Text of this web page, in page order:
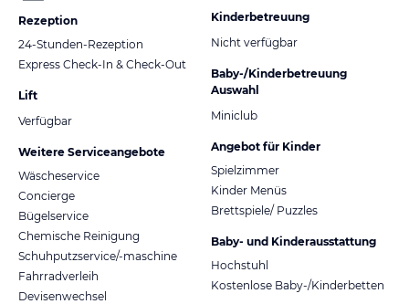
Rezeption
24-Stunden-Rezeption
Express Check-In & Check-Out
Lift
Verfügbar
Weitere Serviceangebote
Wäscheservice
Concierge
Bügelservice
Chemische Reinigung
Schuhputzservice/-maschine
Fahrradverleih
Devisenwechsel
Kinderbetreuung
Nicht verfügbar
Baby-/Kinderbetreuung
Auswahl
Miniclub
Angebot für Kinder
Spielzimmer
Kinder Menüs
Brettspiele/ Puzzles
Baby- und Kinderausstattung
Hochstuhl
Kostenlose Baby-/Kinderbetten